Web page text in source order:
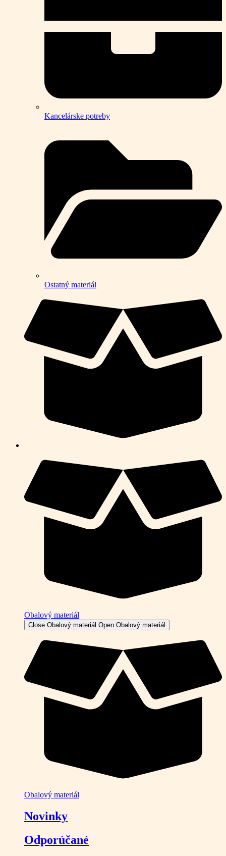
Kancelárske potreby
Ostatný materiál
Obalový materiál
Close Obalový materiál Open Obalový materiál
Obalový materiál
Novinky
Odporúčané